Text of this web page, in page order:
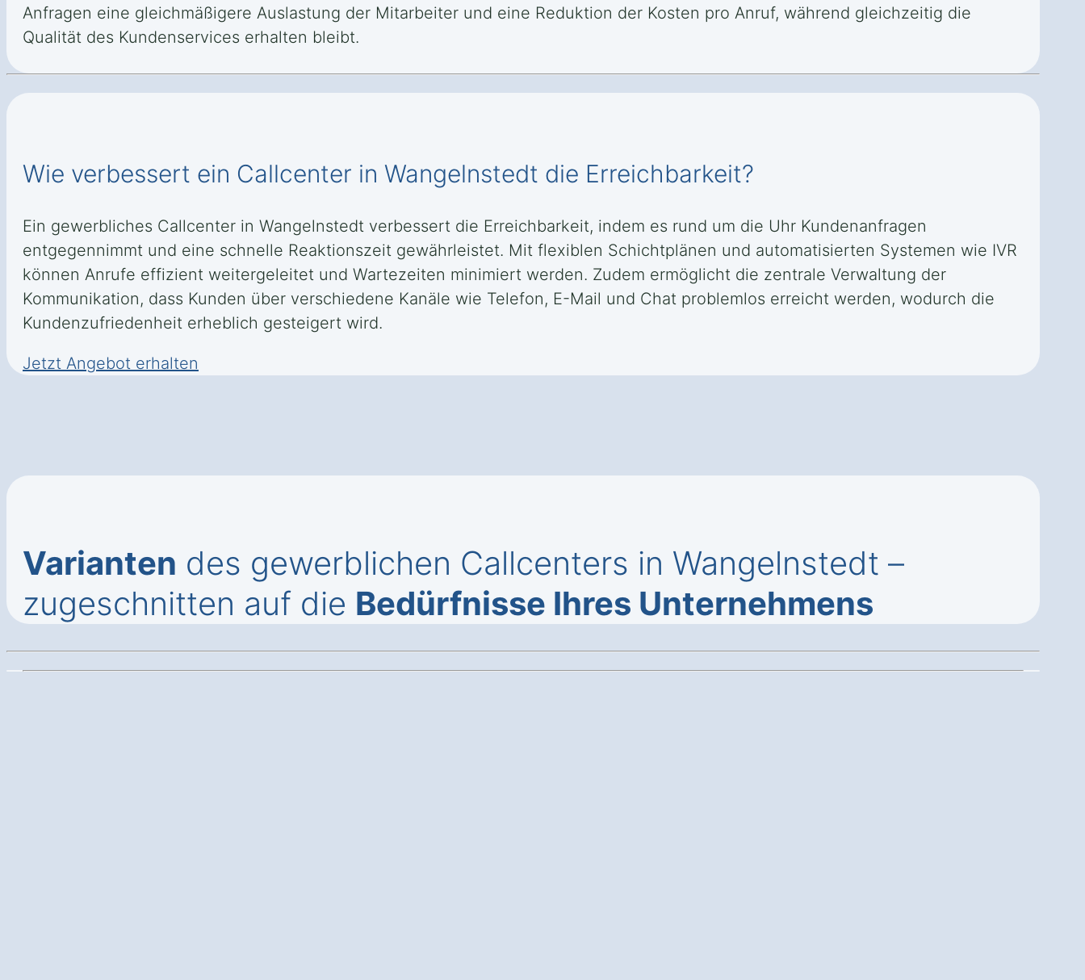
Anfragen eine gleichmäßigere Auslastung der Mitarbeiter und eine Reduktion der Kosten pro Anruf, während gleichzeitig die
Qualität des Kundenservices erhalten bleibt.
Wie verbessert ein Callcenter in Wangelnstedt die Erreichbarkeit?
Ein gewerbliches Callcenter in Wangelnstedt verbessert die Erreichbarkeit, indem es rund um die Uhr Kundenanfragen
entgegennimmt und eine schnelle Reaktionszeit gewährleistet. Mit flexiblen Schichtplänen und automatisierten Systemen wie IVR
können Anrufe effizient weitergeleitet und Wartezeiten minimiert werden. Zudem ermöglicht die zentrale Verwaltung der
Kommunikation, dass Kunden über verschiedene Kanäle wie Telefon, E-Mail und Chat problemlos erreicht werden, wodurch die
Kundenzufriedenheit erheblich gesteigert wird.
Jetzt Angebot erhalten
Varianten des gewerblichen Callcenters in Wangelnstedt –
zugeschnitten auf die Bedürfnisse Ihres Unternehmens